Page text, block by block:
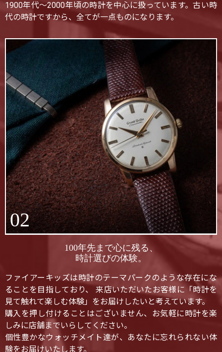
1900年代〜2000年頃の時計を中心に扱っています。古い時
代の時計ですから、全てが一点ものになります。
02
100年先まで心に残る、
時計選びの体験。
ファイアーキッズは時計のテーマパークのような存在にな
ることを目指しており、 来店いただいたお客様に「時計を
見て触れて楽しむ体験」をお届けしたいと考えています。
購入を押し付けることはございません、お気軽に時計を楽
しみに店舗までいらしてください。
個性豊かなウォッチメイト達が、あなたに忘れられない体
験をお届けいたします。